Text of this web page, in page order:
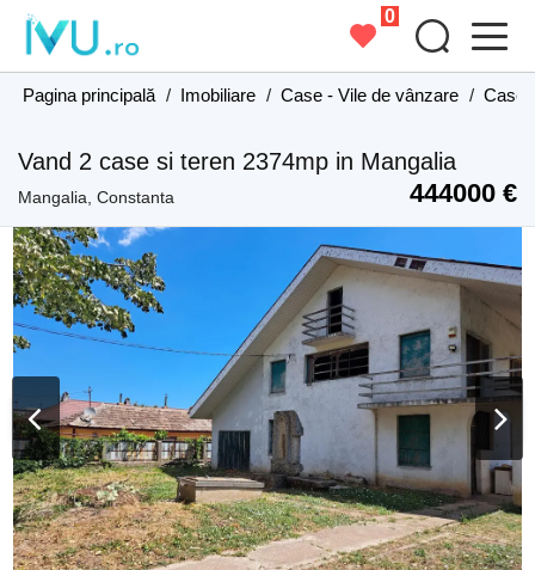
0
Pagina principală / Imobiliare / Case - Vile de vânzare / Case
Vand 2 case si teren 2374mp in Mangalia
Mangalia, Constanta 444000 €